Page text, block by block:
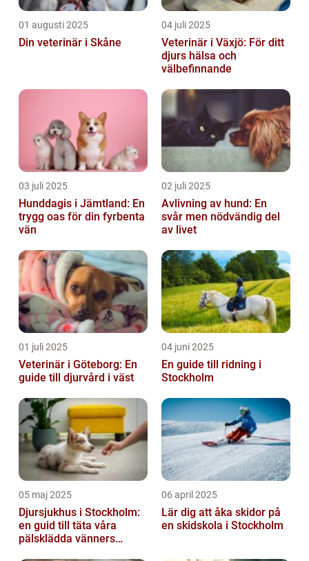
01 augusti 2025
Din veterinär i Skåne
04 juli 2025
Veterinär i Växjö: För ditt
djurs hälsa och
välbefinnande
03 juli 2025
Hunddagis i Jämtland: En
trygg oas för din fyrbenta
vän
02 juli 2025
Avlivning av hund: En
svår men nödvändig del
av livet
01 juli 2025
Veterinär i Göteborg: En
guide till djurvård i väst
04 juni 2025
En guide till ridning i
Stockholm
05 maj 2025
Djursjukhus i Stockholm:
en guid till täta våra
pälsklädda vänners
06 april 2025
Lär dig att åka skidor på
en skidskola i Stockholm